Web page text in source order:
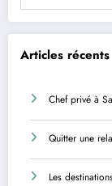
Articles récents
Chef privé à
Quitter une
Les